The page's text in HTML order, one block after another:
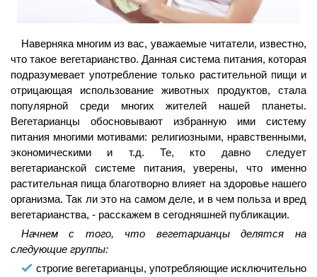
Наверняка многим из вас, уважаемые читатели, известно,
что такое вегетарианство. Данная система питания, которая
подразумевает употребление только растительной пищи и
отрицающая использование животных продуктов, стала
популярной среди многих жителей нашей планеты.
Вегетарианцы обосновывают избранную ими систему
питания многими мотивами: религиозными, нравственными,
экономическими и т.д. Те, кто давно следует
вегетарианской системе питания, уверены, что именно
растительная пища благотворно влияет на здоровье нашего
организма. Так ли это на самом деле, и в чем польза и вред
вегетарианства, - расскажем в сегодняшней публикации.
Начнем с того, что вегетарианцы делятся на
следующие группы:
строгие вегетарианцы, употребляющие исключительно